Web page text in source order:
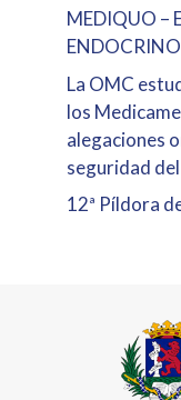
MEDIQUO –
La OMC
los
alegaciones
seguridad
12ª Píldora